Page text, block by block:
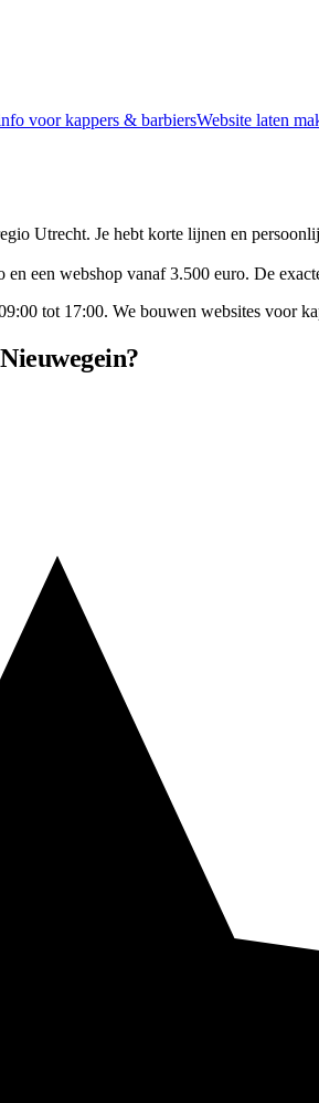
voorkappers & barbiersWebsite laten
Utrecht. Je hebt korte lijnen en
een webshop vanaf 3.500 euro. De
tot 17:00. We bouwen websites voor